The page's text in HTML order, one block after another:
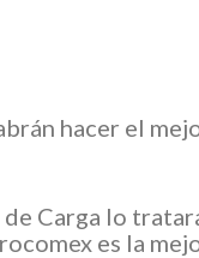
hacer el
Carga lo
es la